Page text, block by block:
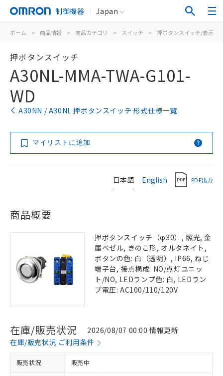
制御機器 Japan
ホーム > 商品情報 > 商品カテゴリ > スイッチ > 押ボタンスイッチ/表示灯
押ボタンスイッチ
A30NL-MMA-TWA-G101-
WD
A30NN / A30NL 押ボタンスイッチ 形式仕様一覧
マイリストに追加
日本語 English PDF出力
商品概要
押ボタンスイッチ（φ30）, 照光, 金
属ベゼル, きのこ形, オルタネイト,
ボタンの色: 白（透明）, IP66, ねじ
端子台, 接点構成: NO/点灯ユニッ
ト/NO, LEDランプ色: 白, LEDラン
プ電圧: AC100/110/120V
在庫/販売状況
2026/08/07 00:00 情報更新
在庫/販売状況 ご利用条件
販売状況 販売中